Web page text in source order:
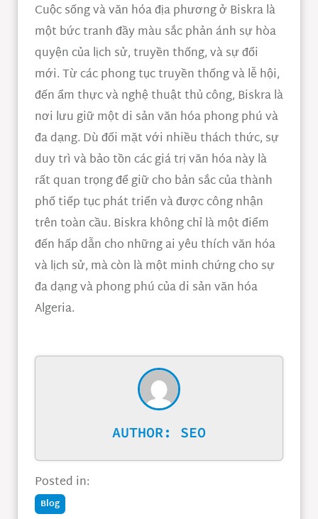
Cuộc sống và văn hóa địa phương ở Biskra là
một bức tranh đầy màu sắc phản ánh sự hòa
quyện của lịch sử, truyền thống, và sự đổi
mới. Từ các phong tục truyền thống và lễ hội,
đến ẩm thực và nghệ thuật thủ công, Biskra là
nơi lưu giữ một di sản văn hóa phong phú và
đa dạng. Dù đối mặt với nhiều thách thức, sự
duy trì và bảo tồn các giá trị văn hóa này là
rất quan trọng để giữ cho bản sắc của thành
phố tiếp tục phát triển và được công nhận
trên toàn cầu. Biskra không chỉ là một điểm
đến hấp dẫn cho những ai yêu thích văn hóa
và lịch sử, mà còn là một minh chứng cho sự
đa dạng và phong phú của di sản văn hóa
Algeria.
AUTHOR: SEO
Posted in:
Blog